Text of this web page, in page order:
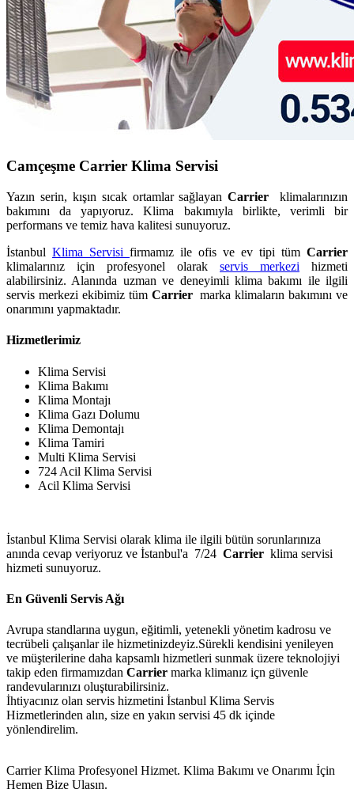
Camçeşme Carrier Klima Servisi
Yazın serin, kışın sıcak ortamlar sağlayanCarrier klimalarınızın
bakımını da yapıyoruz. Klima bakımıyla birlikte, verimli bir
performans ve temiz hava kalitesi sunuyoruz.
İstanbul Klima Servisi firmamız ile ofis ve ev tipi tüm Carrier
klimalarınız için profesyonel olarak servis merkezi hizmeti
alabilirsiniz. Alanında uzman ve deneyimli klima bakımı ile ilgili
servis merkezi ekibimiz tüm Carriermarka klimaların bakımını ve
onarımını yapmaktadır.
Hizmetlerimiz
Klima Servisi
Klima Bakımı
Klima Montajı
Klima Gazı Dolumu
Klima Demontajı
Klima Tamiri
Multi Klima Servisi
724 Acil Klima Servisi
Acil Klima Servisi
İstanbul Klima Servisi olarak klima ile ilgili bütün sorunlarınıza
anında cevap veriyoruz ve İstanbul'a 7/24 Carrier klima servisi
hizmeti sunuyoruz.
En Güvenli Servis Ağı
Avrupa standlarına uygun, eğitimli, yetenekli yönetim kadrosu ve
tecrübeli çalışanlar ile hizmetinizdeyiz.Sürekli kendisini yenileyen
ve müşterilerine daha kapsamlı hizmetleri sunmak üzere teknolojiyi
takip eden firmamızdan Carrier marka klimanız içn güvenle
randevularınızı oluşturabilirsiniz.
İhtiyacınız olan servis hizmetini İstanbul Klima Servis
Hizmetlerinden alın, size en yakın servisi 45 dk içinde
yönlendirelim.
Carrier Klima Profesyonel Hizmet. Klima Bakımı ve Onarımı İçin
Hemen Bize Ulaşın.